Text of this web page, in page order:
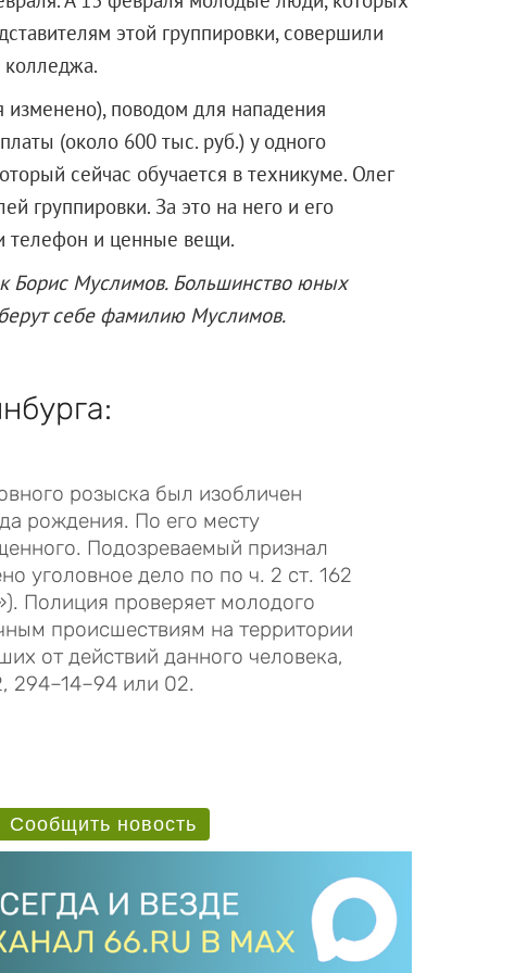
этой группировки, совершили
колледжа.
поводом для нападения
(около 600 тыс. руб.) у одного
сейчас обучается в техникуме. Олег
группировки. За это на него и его
телефон и ценные вещи.
Борис Муслимов. Большинство юных
берут себе фамилию Муслимов.
розыска был изобличен
рождения. По его месту
Подозреваемый признал
уголовное дело по по ч. 2 ст. 162
Полиция проверяет молодого
происшествиям на территории
от действий данного человека,
294–14–94 или 02.
Сообщить новость